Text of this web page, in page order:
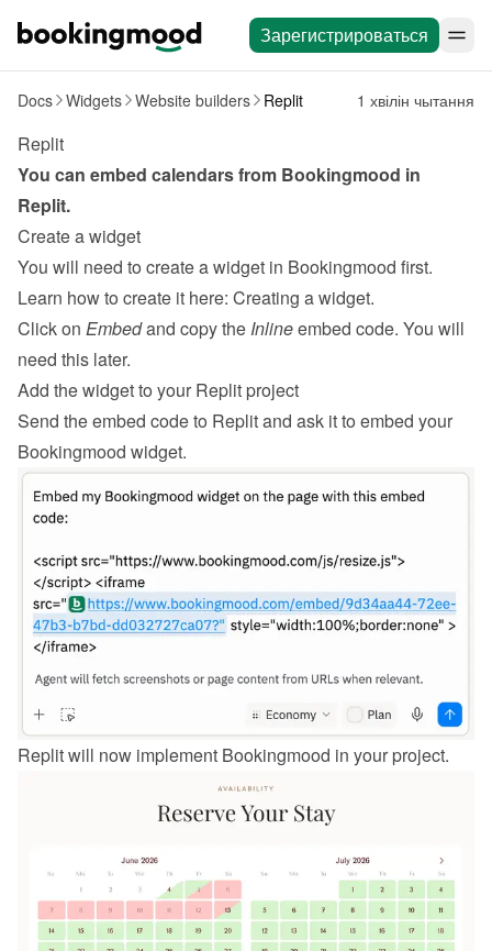
Зарегистрироваться
Docs Widgets Website builders Replit 1 хвілін чытання
Replit
Replit.
Create a widget
You will need to create a widget in Bookingmood first.
Learn how to create it here: Creating a widget.
Click on Embed and copy the Inline embed code. You will
need this later.
Add the widget to your Replit project
Send the embed code to Replit and ask it to embed your
Bookingmood widget.
Replit will now implement Bookingmood in your project.